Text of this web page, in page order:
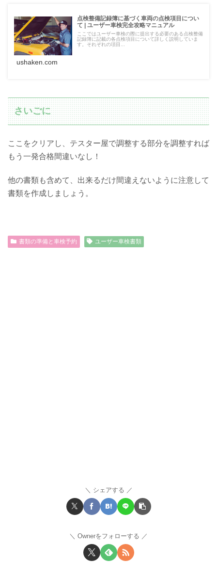
点検整備記録簿に基づく車両の点検項目につい
て | ユーザー車検完全攻略マニュアル
ここではユーザー車検の際に提出する必要のある点検整備
記録簿に記載の各点検項目について詳しく説明していま
す。それぞれの項目...
ushaken.com
さいごに
ここをクリアし、テスター屋で調整する部分を調整すれば
もう一発合格間違いなし！
他の書類も含めて、出来るだけ間違えないように注意して
書類を作成しましょう。
書類の準備と車検予約 ユーザー車検書類
シェアする
Ownerをフォローする